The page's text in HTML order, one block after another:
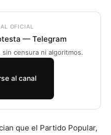
OFICIAL
— Telegram
censura ni algoritmos.
al canal
que el Partido Popular,